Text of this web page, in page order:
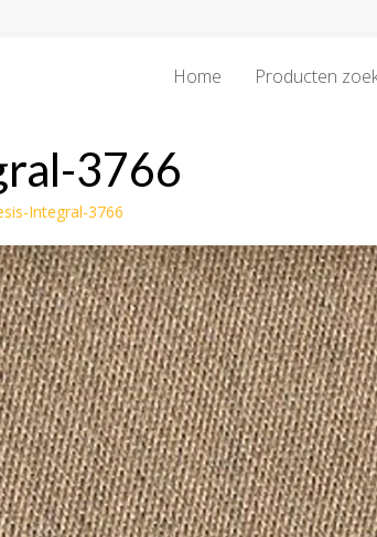
Home Producten
3766
Integral-3766